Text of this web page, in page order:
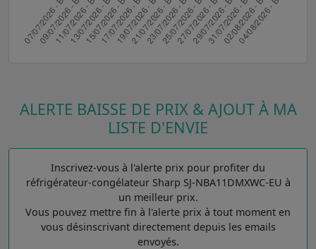
ALERTE BAISSE DE PRIX & AJOUT À MA
LISTE D'ENVIE
Inscrivez-vous à l'alerte prix pour profiter du
réfrigérateur-congélateur Sharp SJ-NBA11DMXWC-EU à
un meilleur prix.
Vous pouvez mettre fin à l'alerte prix à tout moment en
vous désinscrivant directement depuis les emails
envoyés.